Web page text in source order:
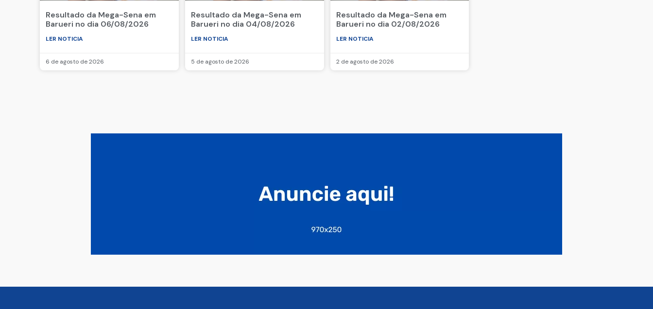
Resultado da Mega-Sena em
Barueri no dia 06/08/2026
LER NOTICIA
6 de agosto de 2026
Resultado da Mega-Sena em
Barueri no dia 04/08/2026
LER NOTICIA
5 de agosto de 2026
Resultado da Mega-Sena em
Barueri no dia 02/08/2026
LER NOTICIA
2 de agosto de 2026